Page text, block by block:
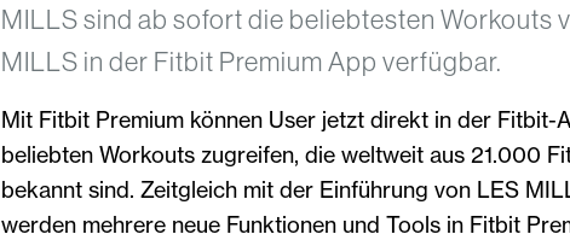
MILLS sind ab sofort die beliebtesten Workouts
MILLS in der Fitbit Premium App verfügbar.
Mit Fitbit Premium können User jetzt direkt in der Fitbit-
beliebten Workouts zugreifen, die weltweit aus 21.000
bekannt sind. Zeitgleich mit der Einführung von LES
werden mehrere neue Funktionen und Tools in Fitbit